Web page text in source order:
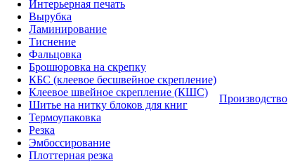
Интерьерная печать
Вырубка
Ламинирование
Тиснение
Фальцовка
Брошюровка на скрепку
КБС (клеевое бесшвейное скрепление)
Клеевое швейное скрепление (КШС)
Шитье на нитку блоков для книг
Термоупаковка
Резка
Эмбоссирование
Плоттерная резка
Производство